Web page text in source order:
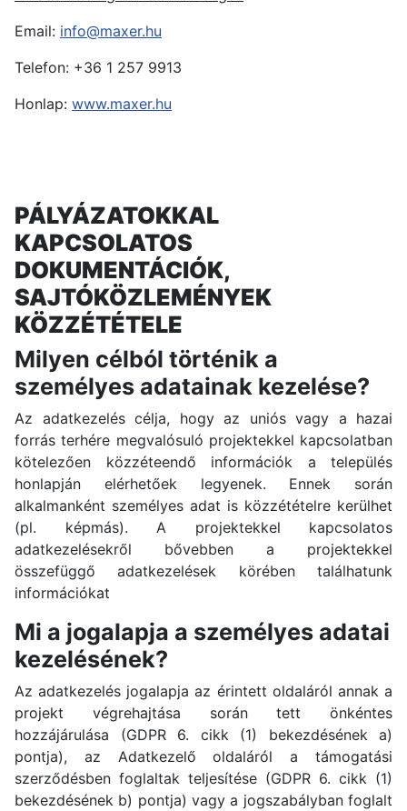
Email: info@maxer.hu
Telefon: +36 1 257 9913
Honlap: www.maxer.hu
PÁLYÁZATOKKAL
KAPCSOLATOS
DOKUMENTÁCIÓK,
SAJTÓKÖZLEMÉNYEK
KÖZZÉTÉTELE
Milyen célból történik a
személyes adatainak kezelése?
Az adatkezelés célja, hogy az uniós vagy a hazai
forrás terhére megvalósuló projektekkel kapcsolatban
kötelezően közzéteendő információk a település
honlapján elérhetőek legyenek. Ennek során
alkalmanként személyes adat is közzétételre kerülhet
(pl. képmás). A projektekkel kapcsolatos
adatkezelésekről bővebben a projektekkel
összefüggő adatkezelések körében találhatunk
információkat
Mi a jogalapja a személyes adatai
kezelésének?
Az adatkezelés jogalapja az érintett oldaláról annak a
projekt végrehajtása során tett önkéntes
hozzájárulása (GDPR 6. cikk (1) bekezdésének a)
pontja), az Adatkezelő oldaláról a támogatási
szerződésben foglaltak teljesítése (GDPR 6. cikk (1)
bekezdésének b) pontja) vagy a jogszabályban foglalt